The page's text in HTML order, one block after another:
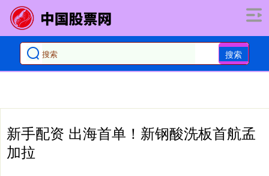
搜索
新手配资 出海首单！新钢酸洗板首航孟
加拉